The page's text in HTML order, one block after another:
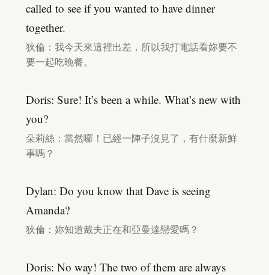
called to see if you wanted to have dinner
together.
狄倫：我今天來這裡出差，所以我打電話看妳要不
要一起吃晚餐。
Doris: Sure! It’s been a while. What’s new with
you?
朵莉絲：當然囉！已經一陣子沒見了，有什麼新鮮
事嗎？
Dylan: Do you know that Dave is seeing
Amanda?
狄倫：妳知道戴夫正在和亞曼達戀愛嗎？
Doris: No way! The two of them are always